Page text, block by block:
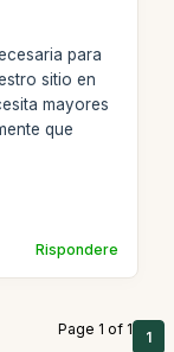
para
sitio en
mayores
que
Rispondere
Page 1 of 1 1